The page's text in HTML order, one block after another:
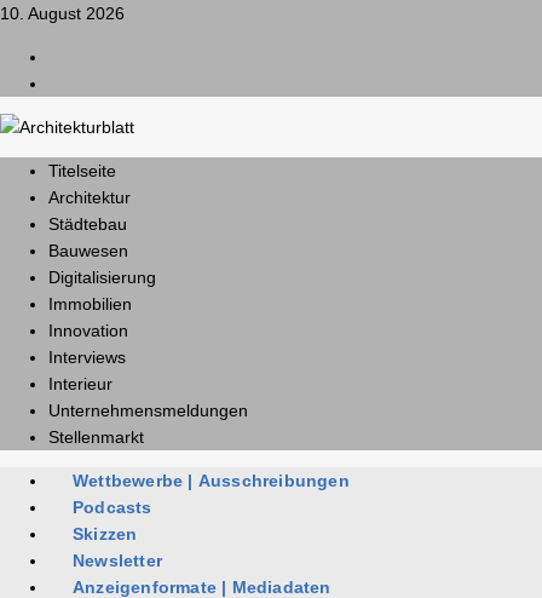
10. August 2026
Titelseite
Architektur
Städtebau
Bauwesen
Digitalisierung
Immobilien
Innovation
Interviews
Interieur
Unternehmensmeldungen
Stellenmarkt
Wettbewerbe | Ausschreibungen
Podcasts
Skizzen
Newsletter
Anzeigenformate | Mediadaten